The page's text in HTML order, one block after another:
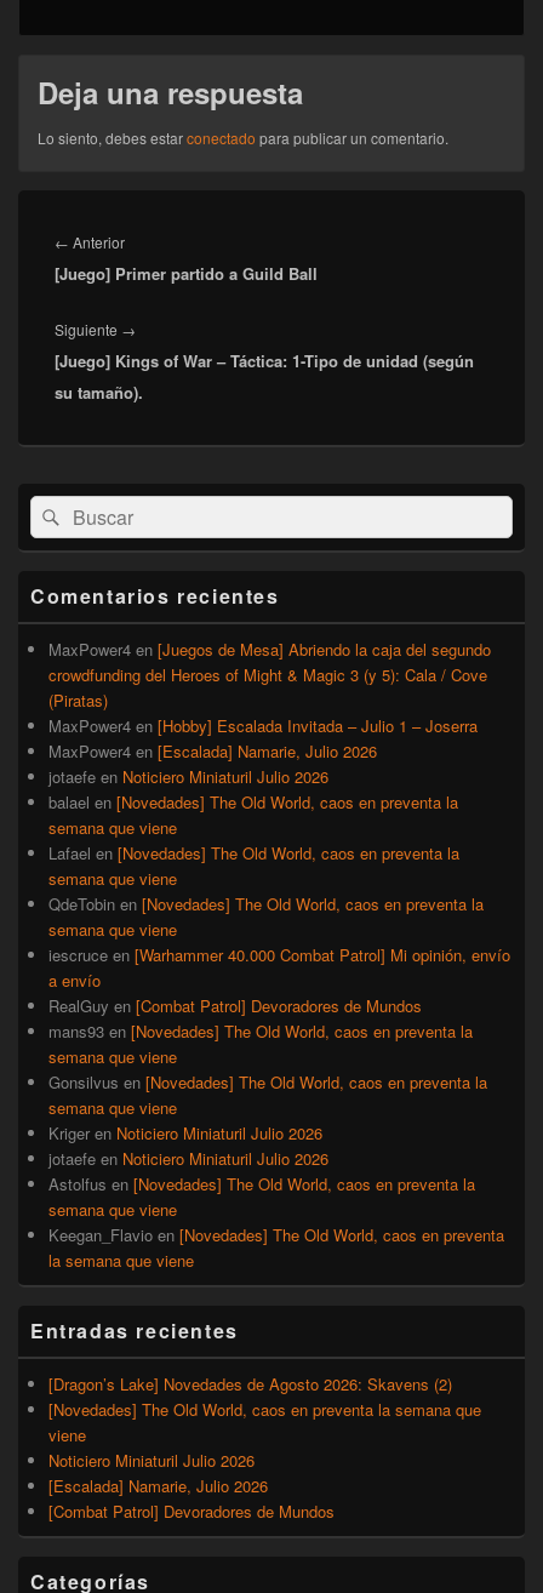
Deja una respuesta
Lo siento, debes estarconectado para publicar un comentario.
de
entradas
← AnteriorEntrada
anterior:
[Juego] Primer partido a Guild Ball
Siguiente →
siguiente:
[Juego] Kings of War – Táctica: 1-Tipo de unidad (según
su tamaño).
El
área
de
lateral
primaria
Buscar
por:
Buscar
Comentarios recientes
MaxPower4 en [Juegos de Mesa] Abriendo la caja del segundo
crowdfunding del Heroes of Might & Magic 3 (y 5): Cala / Cove
(Piratas)
MaxPower4 en [Hobby] Escalada Invitada – Julio 1 – Joserra
MaxPower4 en [Escalada] Namarie, Julio 2026
jotaefe en Noticiero Miniaturil Julio 2026
balael en [Novedades] The Old World, caos en preventa la
semana que viene
Lafael en [Novedades] The Old World, caos en preventa la
semana que viene
QdeTobin en [Novedades] The Old World, caos en preventa la
semana que viene
iescruce en [Warhammer 40.000 Combat Patrol] Mi opinión, envío
a envío
RealGuy en [Combat Patrol] Devoradores de Mundos
mans93 en [Novedades] The Old World, caos en preventa la
semana que viene
Gonsilvus en [Novedades] The Old World, caos en preventa la
semana que viene
Kriger en Noticiero Miniaturil Julio 2026
jotaefe en Noticiero Miniaturil Julio 2026
Astolfus en [Novedades] The Old World, caos en preventa la
semana que viene
Keegan_Flavio en [Novedades] The Old World, caos en preventa
la semana que viene
Entradas recientes
[Dragon’s Lake] Novedades de Agosto 2026: Skavens (2)
[Novedades] The Old World, caos en preventa la semana que
viene
Noticiero Miniaturil Julio 2026
[Escalada] Namarie, Julio 2026
[Combat Patrol] Devoradores de Mundos
Categorías